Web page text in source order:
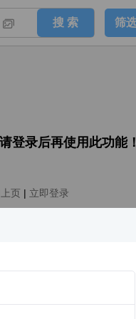

登录后再使用此功能！
页| 立即登录